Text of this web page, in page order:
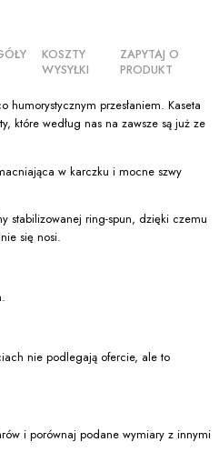
KOSZTY
WYSYŁKI
ZAPYTAJ O
PRODUKT
humorystycznym przesłaniem. Kaseta
które według nas na zawsze są już ze
w karczku i mocne szwy
stabilizowanej ring-spun, dzięki czemu
się nosi.
nie podlegają ofercie, ale to
i porównaj podane wymiary z innymi